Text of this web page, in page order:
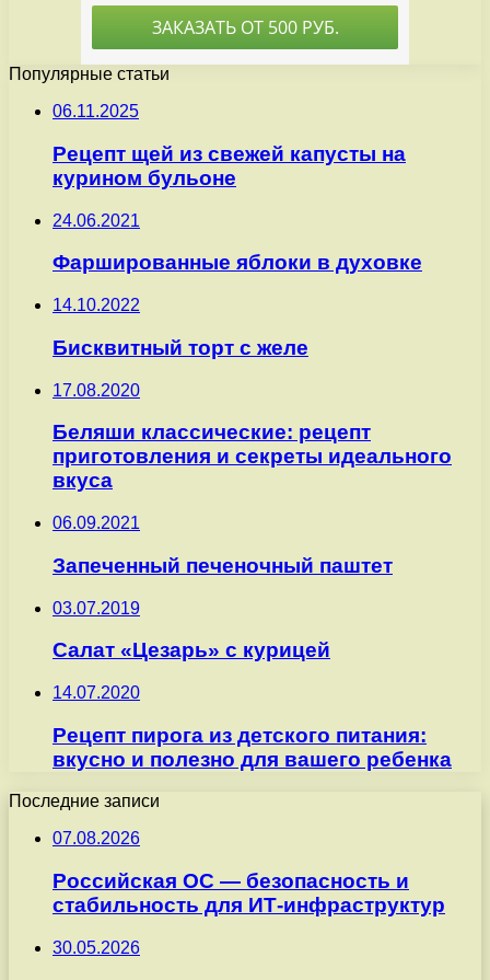
Популярные статьи
06.11.2025
Рецепт щей из свежей капусты на
курином бульоне
24.06.2021
Фаршированные яблоки в духовке
14.10.2022
Бисквитный торт с желе
17.08.2020
Беляши классические: рецепт
приготовления и секреты идеального
вкуса
06.09.2021
Запеченный печеночный паштет
03.07.2019
Салат «Цезарь» с курицей
14.07.2020
Рецепт пирога из детского питания:
вкусно и полезно для вашего ребенка
Последние записи
07.08.2026
Российская ОС — безопасность и
стабильность для ИТ-инфраструктур
30.05.2026